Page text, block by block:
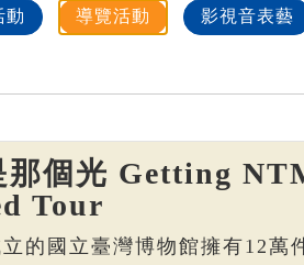
動 導覽活動 影視音表藝
那個光 Getting
Tour
的國立臺灣博物館擁有12萬